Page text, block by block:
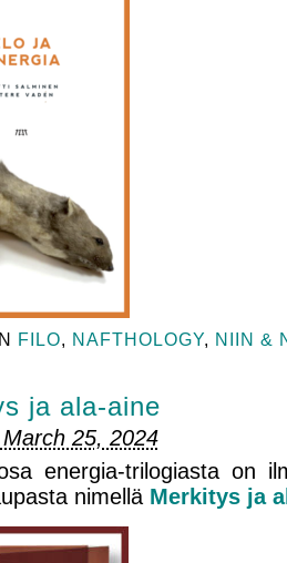
FILO, NAFTHOLOGY, NIIN &
ja ala-aine
25, 2024
energia-trilogiasta on
nimellä Merkitys ja